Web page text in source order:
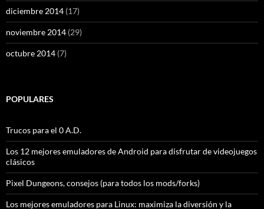
diciembre 2014 (17)
noviembre 2014 (29)
octubre 2014 (7)
POPULARES
Trucos para el 0 A.D.
Los 12 mejores emuladores de Android para disfrutar de videojuegos
clásicos
Pixel Dungeons, consejos (para todos los mods/forks)
Los mejores emuladores para Linux: maximiza la diversión y la